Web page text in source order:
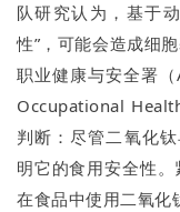
队研究认为，基于
性”，可能会造成细
职业健康与安全署
Occupational
判断：尽管二氧化
明它的食用安全性
在食品中使用二氧化